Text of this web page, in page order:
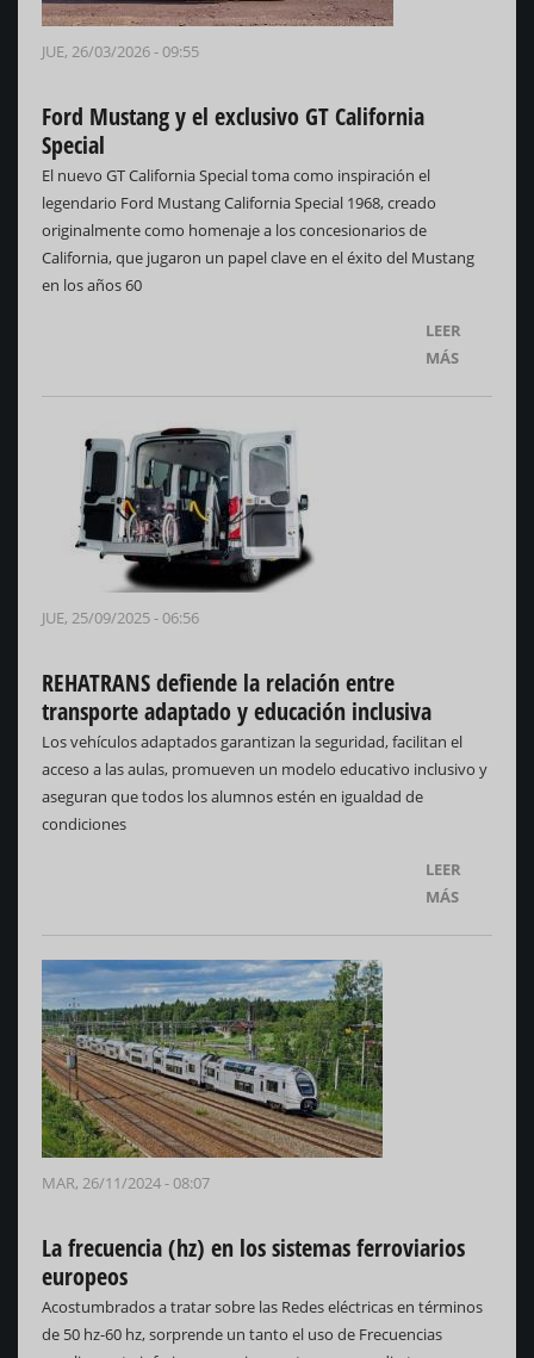
JUE, 26/03/2026 - 09:55
Ford Mustang y el exclusivo GT California
Special
El nuevo GT California Special toma como inspiración el
legendario Ford Mustang California Special 1968, creado
originalmente como homenaje a los concesionarios de
California, que jugaron un papel clave en el éxito del Mustang
en los años 60
LEER
MÁS
JUE, 25/09/2025 - 06:56
REHATRANS defiende la relación entre
transporte adaptado y educación inclusiva
Los vehículos adaptados garantizan la seguridad, facilitan el
acceso a las aulas, promueven un modelo educativo inclusivo y
aseguran que todos los alumnos estén en igualdad de
condiciones
LEER
MÁS
MAR, 26/11/2024 - 08:07
La frecuencia (hz) en los sistemas ferroviarios
europeos
Acostumbrados a tratar sobre las Redes eléctricas en términos
de 50 hz-60 hz, sorprende un tanto el uso de Frecuencias